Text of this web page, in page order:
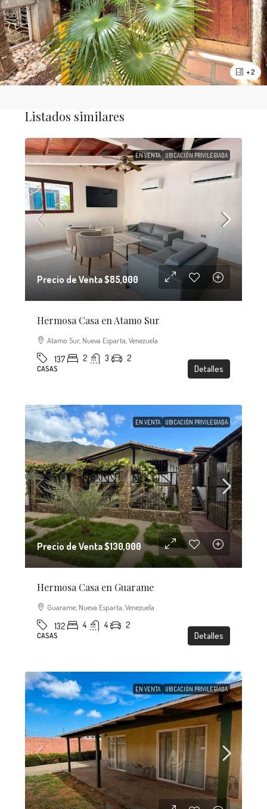
+ 2
Listados similares
EN VENTA UBICACIÓN PRIVILEGIADA
Precio de Venta$85,000
Hermosa Casa en Atamo Sur
Atamo Sur, Nueva Esparta, Venezuela
137 2 3 2
CASAS Detalles
EN VENTA UBICACIÓN PRIVILEGIADA
Precio de Venta$130,000
Hermosa Casa en Guarame
Guarame, Nueva Esparta, Venezuela
132 4 4 2
CASAS Detalles
EN VENTA UBICACIÓN PRIVILEGIADA